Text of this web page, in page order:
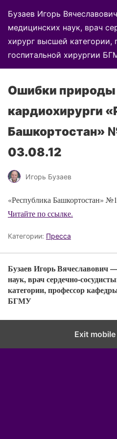
Бузаев Игорь
медицинских наук, врач
хирург высшей
госпитальной хирургии
Ошибки природы
кардиохирурги
Башкортостан»
03.08.12
Игорь Бузаев
«Республика Башкортостан»
Читайте по ссылке.
Категории: Пресса
Бузаев Игорь Вячеславович
наук, врач сердечно-
категории, профессор
БГМУ
Exit